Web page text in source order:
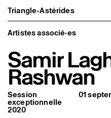
Triangle-Astérides
Triangle-Astérides
Centre d’art contemporain
d’intérêt national
et résidence internationale
Présentation
À propos
Équipe et gouvernance
Partenaires et réseaux
Formation professionnelle
Adhérer / nous soutenir
Rapports d'activité
Artistes associé·es
Samir
Rashwan
Session
exceptionnelle
2020
01